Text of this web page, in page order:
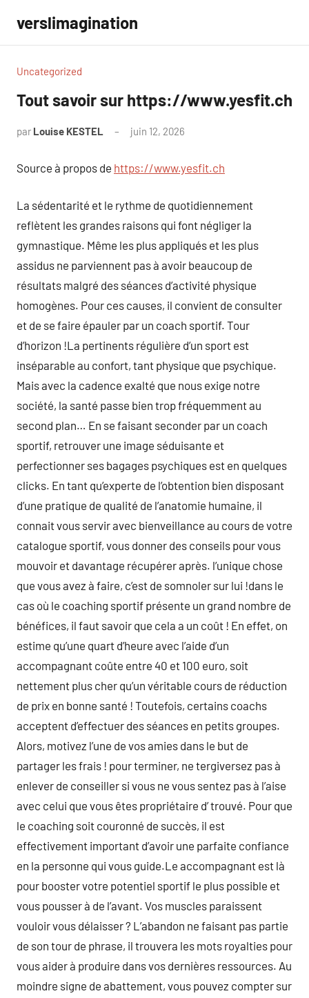
contenu
verslimagination
Uncategorized
Tout savoir sur https://www.yesfit.ch
par Louise KESTEL juin 12, 2026
Source à propos de https://www.yesfit.ch
La sédentarité et le rythme de quotidiennement
reflètent les grandes raisons qui font négliger la
gymnastique. Même les plus appliqués et les plus
assidus ne parviennent pas à avoir beaucoup de
résultats malgré des séances d’activité physique
homogènes. Pour ces causes, il convient de consulter
et de se faire épauler par un coach sportif. Tour
d’horizon !La pertinents régulière d’un sport est
inséparable au confort, tant physique que psychique.
Mais avec la cadence exalté que nous exige notre
société, la santé passe bien trop fréquemment au
second plan… En se faisant seconder par un coach
sportif, retrouver une image séduisante et
perfectionner ses bagages psychiques est en quelques
clicks. En tant qu’experte de l’obtention bien disposant
d’une pratique de qualité de l’anatomie humaine, il
connait vous servir avec bienveillance au cours de votre
catalogue sportif, vous donner des conseils pour vous
mouvoir et davantage récupérer après. l’unique chose
que vous avez à faire, c’est de somnoler sur lui !dans le
cas où le coaching sportif présente un grand nombre de
bénéfices, il faut savoir que cela a un coût ! En effet, on
estime qu’une quart d’heure avec l’aide d’un
accompagnant coûte entre 40 et 100 euro, soit
nettement plus cher qu’un véritable cours de réduction
de prix en bonne santé ! Toutefois, certains coachs
acceptent d’effectuer des séances en petits groupes.
Alors, motivez l’une de vos amies dans le but de
partager les frais ! pour terminer, ne tergiversez pas à
enlever de conseiller si vous ne vous sentez pas à l’aise
avec celui que vous êtes propriétaire d’ trouvé. Pour que
le coaching soit couronné de succès, il est
effectivement important d’avoir une parfaite confiance
en la personne qui vous guide.Le accompagnant est là
pour booster votre potentiel sportif le plus possible et
vous pousser à de l’avant. Vos muscles paraissent
vouloir vous délaisser ? L’abandon ne faisant pas partie
de son tour de phrase, il trouvera les mots royalties pour
vous aider à produire dans vos dernières ressources. Au
moindre signe de abattement, vous pouvez compter sur